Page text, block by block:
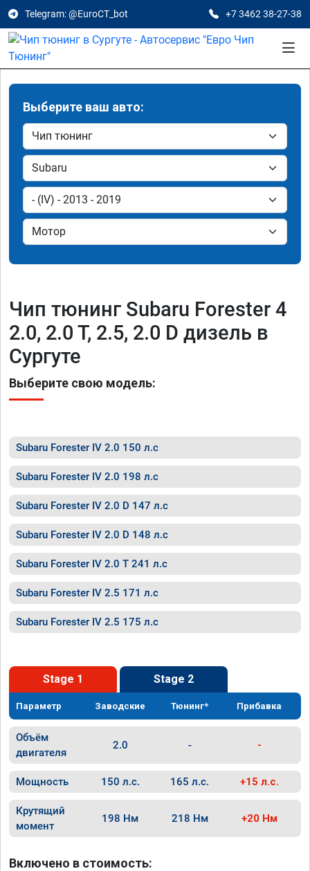
Telegram: @EuroCT_bot +7 3462 38-27-38
Выберите ваш авто:
Чип тюнинг Subaru Forester 4
2.0, 2.0 T, 2.5, 2.0 D дизель в
Сургуте
Выберите свою модель:
Subaru Forester IV 2.0 150 л.с
Subaru Forester IV 2.0 198 л.с
Subaru Forester IV 2.0 D 147 л.с
Subaru Forester IV 2.0 D 148 л.с
Subaru Forester IV 2.0 T 241 л.с
Subaru Forester IV 2.5 171 л.с
Subaru Forester IV 2.5 175 л.с
Stage 1 Stage 2
Параметр Заводские Тюнинг* Прибавка
Объём
двигателя
2.0 - -
Мощность 150 л.с. 165 л.с. +15 л.с.
Крутящий
момент
198 Нм 218 Нм +20 Нм
Включено в стоимость: